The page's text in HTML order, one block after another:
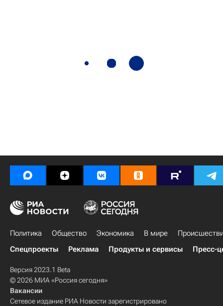
Политика Общество Экономика В мире
Спецпроекты
Реклама Продукты и сервисы Пресс-
Версия 2023.1 Beta
© 2026 МИА «Россия сегодня»
Вакансии
Сетевое издание РИА Новости зарегистрировано